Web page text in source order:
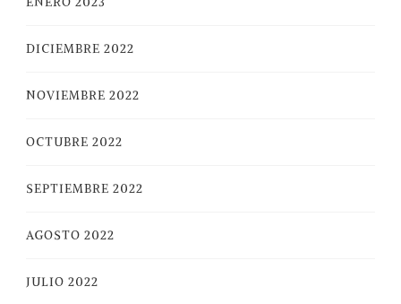
DICIEMBRE 2022
NOVIEMBRE 2022
OCTUBRE 2022
SEPTIEMBRE 2022
AGOSTO 2022
JULIO 2022